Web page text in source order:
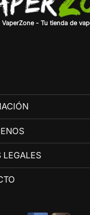
VaperZone - Tu tienda de
LEGALES